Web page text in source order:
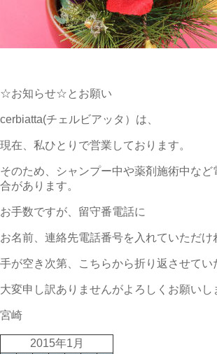
☆お知らせ☆とお願い
cerbiatta(チェルビアッタ）は、
現在、私ひとりで営業しております。
そのため、シャンプー中や薬剤施術中な
合があります。
お手数ですが、留守番電話に
お名前、連絡先電話番号を入れていただけ
手が空き次第、こちらから折り返させてい
大変申し訳ありませんがよろしくお願いし
宮崎
2015年1月